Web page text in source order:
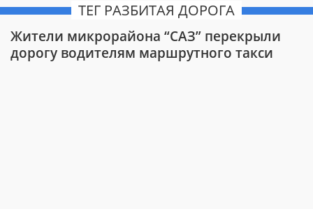
ТЕГ РАЗБИТАЯ ДОРОГА
Жители микрорайона “САЗ” перекрыли
дорогу водителям маршрутного такси